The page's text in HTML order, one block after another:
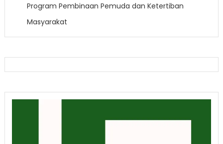
Program Pembinaan Pemuda dan Ketertiban
Masyarakat